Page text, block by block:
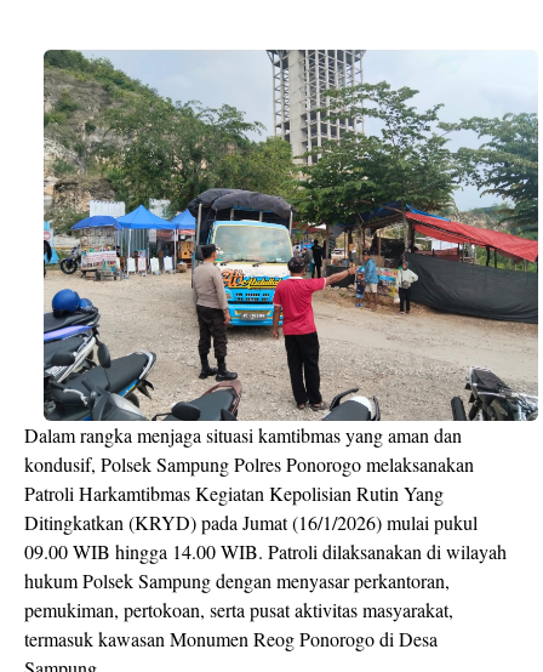
Dalam rangka menjaga situasi kamtibmas yang aman dan
kondusif, Polsek Sampung Polres Ponorogo melaksanakan
Patroli Harkamtibmas Kegiatan Kepolisian Rutin Yang
Ditingkatkan (KRYD) pada Jumat (16/1/2026) mulai pukul
09.00 WIB hingga 14.00 WIB. Patroli dilaksanakan di wilayah
hukum Polsek Sampung dengan menyasar perkantoran,
pemukiman, pertokoan, serta pusat aktivitas masyarakat,
termasuk kawasan Monumen Reog Ponorogo di Desa